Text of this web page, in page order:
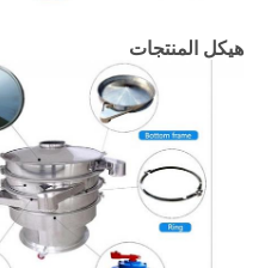
هيكل المنتجات